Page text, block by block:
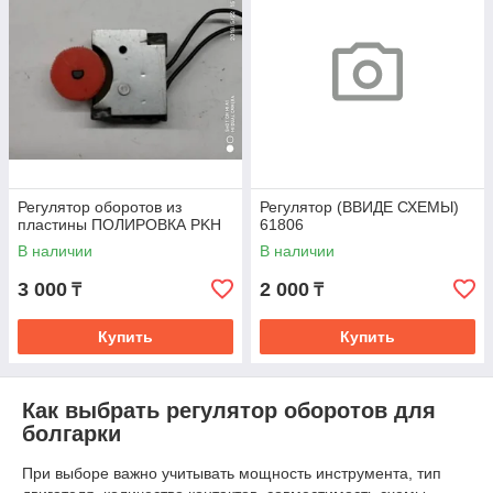
Регулятор оборотов из
пластины ПОЛИРОВКА PKH
В наличии
3 000 ₸
Купить
Регулятор (ВВИДЕ СХЕМЫ)
61806
В наличии
2 000 ₸
Купить
Как выбрать регулятор оборотов для
болгарки
При выборе важно учитывать мощность инструмента, тип